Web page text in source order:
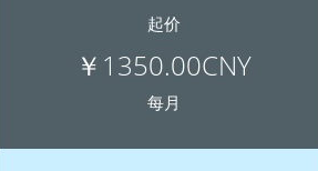
起价
￥1350.00CNY
每月